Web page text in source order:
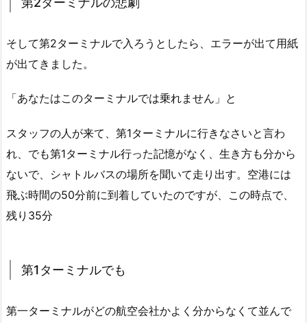
そして第2ターミナルで入ろうとしたら、エラーが出て用紙
が出てきました。
「あなたはこのターミナルでは乗れません」と
スタッフの人が来て、第1ターミナルに行きなさいと言わ
れ、でも第1ターミナル行った記憶がなく、生き方も分から
ないで、シャトルバスの場所を聞いて走り出す。空港には
飛ぶ時間の50分前に到着していたのですが、この時点で、
残り35分
第1ターミナルでも
第一ターミナルがどの航空会社かよく分からなくて並んで